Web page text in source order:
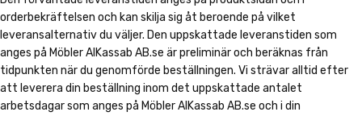
orderbekräftelsen och kan skilja sig åt beroende på vilket
leveransalternativ du väljer. Den uppskattade leveranstiden som
anges på Möbler AlKassab AB.se är preliminär och beräknas från
tidpunkten när du genomförde beställningen. Vi strävar alltid efter
att leverera din beställning inom det uppskattade antalet
arbetsdagar som anges på Möbler AlKassab AB.se och i din